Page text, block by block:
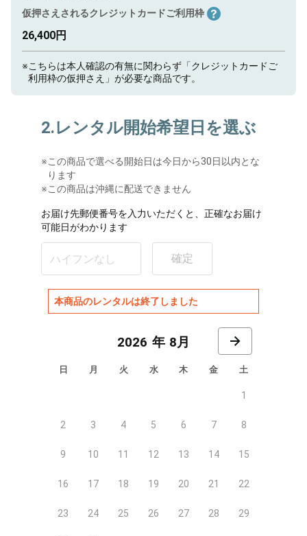
仮押さえされるクレジットカードご利用枠
26,400円
※こちらは本人確認の有無に関わらず「クレジットカードご
利用枠の仮押さえ」が必要な商品です。
2.レンタル開始希望日を選ぶ
※この商品で選べる開始日は今日から30日以内とな
ります
※この商品は沖縄に配送できません
お届け先郵便番号を入力いただくと、正確なお届け
可能日がわかります
確定
本商品のレンタルは終了しました
8月
日 月 火 水 木 金 土
1
2 3 4 5 6 7 8
9 10 11 12 13 14 15
16 17 18 19 20 21 22
23 24 25 26 27 28 29